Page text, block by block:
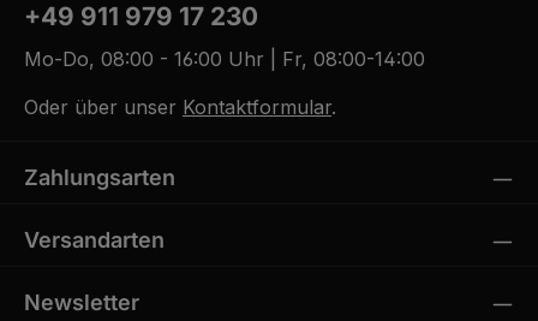
+49 911 979 17 230
Mo-Do, 08:00 - 16:00 Uhr | Fr, 08:00-14:00
Oder über unser Kontaktformular.
Zahlungsarten
Versandarten
Newsletter